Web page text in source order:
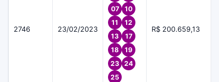
2746 23/02/2023
07
10
11
12
13
17
18
19
23
24
25
R$ 200.659,13